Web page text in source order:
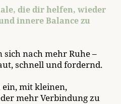
die dir helfen, wieder
innere Balance zu
sich nach mehr Ruhe –
schnell und fordernd.
ein, mit kleinen,
mehr Verbindung zu